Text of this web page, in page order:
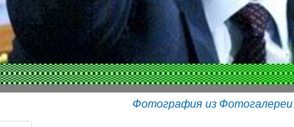
Фотография из Фотогалереи